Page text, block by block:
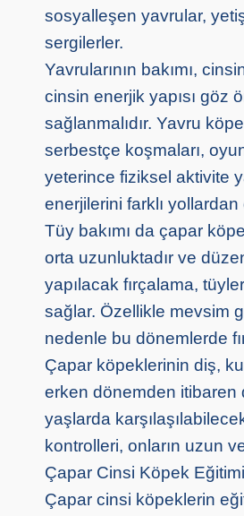
sosyalleşen yavrular,
sergilerler.
Yavrularının bakımı,
cinsin enerjik yapısı göz
sağlanmalıdır. Yavru
serbestçe koşmaları,
yeterince fiziksel aktivite
enerjilerini farklı yollardan
Tüy bakımı da çapar
orta uzunluktadır ve
yapılacak fırçalama,
sağlar. Özellikle mevsim
nedenle bu dönemlerde
Çapar köpeklerinin diş,
erken dönemden itibaren
yaşlarda
kontrolleri, onların uzun
Çapar Cinsi Köpek Eğitimi
Çapar cinsi köpeklerin